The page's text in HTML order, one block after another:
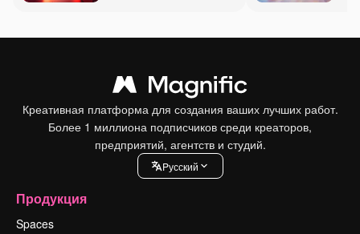
Креативная платформа для создания ваших лучших работ.
Более 1 миллиона подписчиков среди креаторов,
предприятий, агентств и студий.
Pусский
Продукция
Spaces